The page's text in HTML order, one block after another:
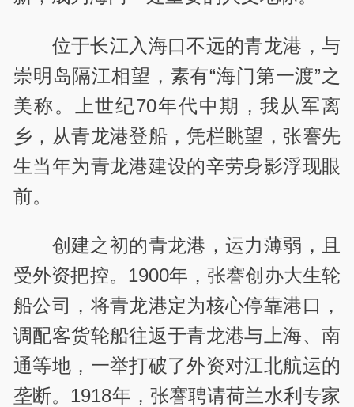
位于长江入海口不远的青龙港，与
崇明岛隔江相望，素有“海门第一渡”之
美称。上世纪70年代中期，我从军离
乡，从青龙港登船，凭栏眺望，张謇先
生当年为青龙港建设的辛劳身影浮现眼
前。
创建之初的青龙港，运力薄弱，且
受外资把控。1900年，张謇创办大生轮
船公司，将青龙港定为核心停靠港口，
调配客货轮船往返于青龙港与上海、南
通等地，一举打破了外资对江北航运的
垄断。1918年，张謇聘请荷兰水利专家